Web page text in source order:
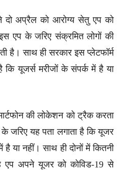
दो अप्रैल को आरोग्य सेतु एप को
एप के जरिए संक्रमित लोगों की
साथ ही सरकार इस प्लेटफॉर्म
यूजर्स मरीजों के संपर्क में है या
की लोकेशन को ट्रैक करता
जरिए यह पता लगाता है कि यूजर
या नहीं। साथ ही दोनों में कितनी
एप अपने यूजर को कोविड-19 से